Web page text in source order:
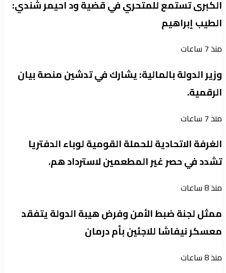
الكبرى تستمع للمتحري في قضية ود احيمر شندي:
الطيب إبراهيم
منذ 7 ساعات
وزير الدولة بالمالية: يشارك في تدشين منصة بيان
الرقمية.
منذ 7 ساعات
الغرفة الاتحادية للحملة القومية لوباء الدفتريا
تشدد في حصر غير المطعمين لاسترداد هم.
منذ 8 ساعات
ممثل لجنة ضبط الأمن وفرض هيبة الدولة يتفقد
معسكر نيفاشا للاجئين بأم درمان
منذ 8 ساعات